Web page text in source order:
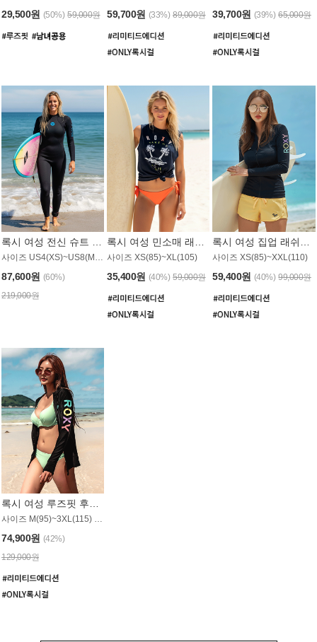
29,500원 (50%) 59,000원 59,700원 (33%) 89,000원 39,700원 (39%) 65,000원
87,600원 (60%)
219,000원
사이즈 XS(85)~XL(105)
35,400원 (40%) 59,000원
사이즈 XS(85)~XXL(110)
59,400원 (40%) 99,000원
록시 여성 루즈핏 후드 래쉬가드 WT900BRX
사이즈 M(95)~3XL(115) / 롱기장 타입
74,900원 (42%)
129,000원